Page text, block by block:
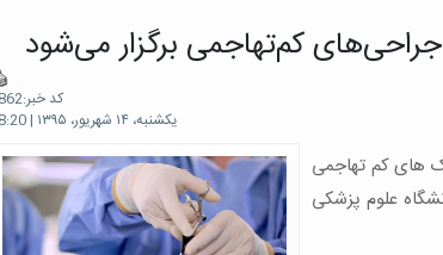
جراحی‌های کم‌تهاجمی برگزار می‌شود
کد خبر:6862
یکشنبه، ۱۴ شهریور، ۱۳۹۵ | 08:20
های کم تهاجمی
دانشگاه علوم پزشکی